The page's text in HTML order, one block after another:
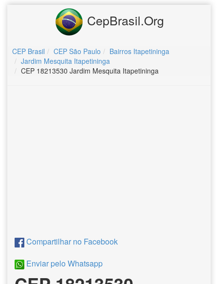
CepBrasil.Org
CEP Brasil CEP São Paulo
Bairros Itapetininga
Jardim Mesquita Itapetininga
CEP 18213530 Jardim Mesquita Itapetininga
Compartilhar no Facebook
Enviar pelo Whatsapp